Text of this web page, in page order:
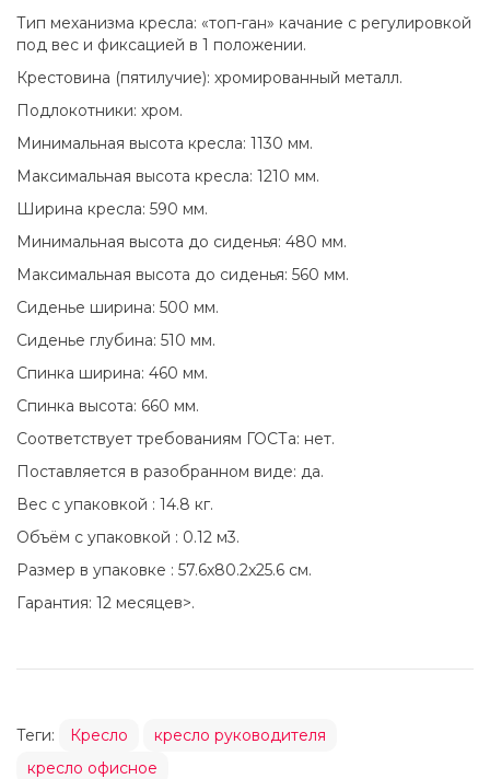
Тип механизма кресла: «топ-ган» качание с регулировкой
под вес и фиксацией в 1 положении.
Крестовина (пятилучие): хромированный металл.
Подлокотники: хром.
Минимальная высота кресла: 1130 мм.
Максимальная высота кресла: 1210 мм.
Ширина кресла: 590 мм.
Минимальная высота до сиденья: 480 мм.
Максимальная высота до сиденья: 560 мм.
Сиденье ширина: 500 мм.
Сиденье глубина: 510 мм.
Спинка ширина: 460 мм.
Спинка высота: 660 мм.
Соответствует требованиям ГОСТа: нет.
Поставляется в разобранном виде: да.
Вес с упаковкой : 14.8 кг.
Объём с упаковкой : 0.12 м3.
Размер в упаковке : 57.6x80.2x25.6 см.
Гарантия: 12 месяцев>.
Теги: Кресло
кресло руководителя
кресло офисное